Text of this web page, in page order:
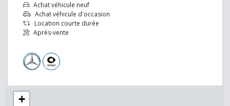
Achat véhicule neuf
Achat véhicule d'occasion
Location courte durée
Après-vente
+